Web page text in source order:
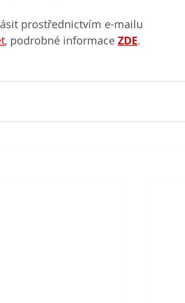
prostřednictvím e-mailu
, podrobné informace ZDE.